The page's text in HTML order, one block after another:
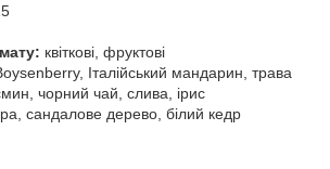
квіткові, фруктові
Італійський мандарин, трава
чорний чай, слива, ірис
сандалове дерево, білий кедр